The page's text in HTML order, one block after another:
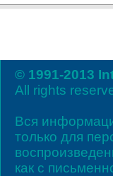
© 1991-2013
All rights
Вся
только для
как с